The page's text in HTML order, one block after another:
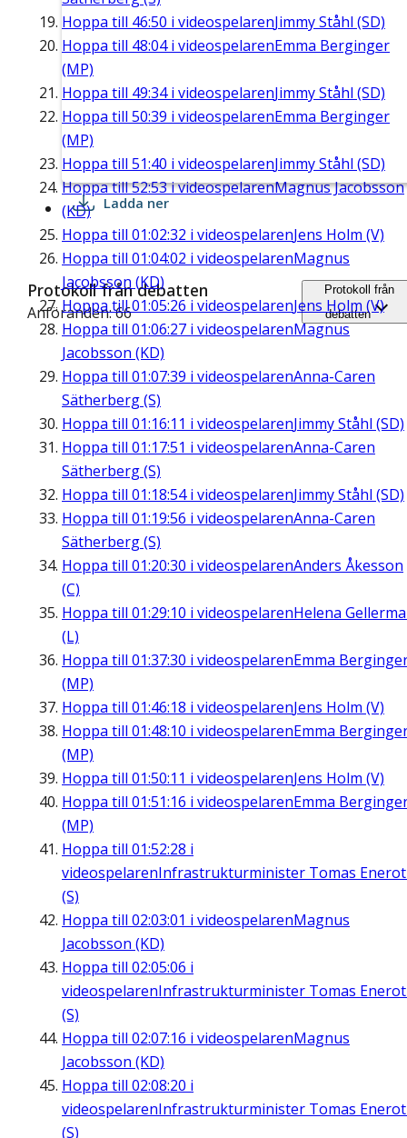
Hoppa till 46:50 i videospelarenJimmy Ståhl (SD)
Hoppa till 48:04i videospelarenEmma Berginger
(MP)
Hoppa till 49:34i videospelarenJimmy Ståhl (SD)
Hoppa till 50:39 i videospelarenEmma Berginger
(MP)
Hoppa till 51:40 i videospelarenJimmy Ståhl (SD)
Hoppa till52:53i videospelarenMagnus Jacobsson
(KD)
Hoppa till 01:02:32 i videospelarenJens Holm (V)
Hoppa till 01:04:02 i videospelarenMagnus
Jacobsson (KD)
Hoppa till01:05:26 i videospelarenJens Holm (V)
Hoppa till 01:06:27 i videospelarenMagnus
Jacobsson (KD)
Hoppa till 01:07:39 i videospelarenAnna-Caren
Sätherberg (S)
Hoppa till 01:16:11 i videospelarenJimmy Ståhl (SD)
Hoppa till 01:17:51 i videospelarenAnna-Caren
Sätherberg (S)
Hoppa till 01:18:54i videospelarenJimmy Ståhl (SD)
Hoppa till 01:19:56 i videospelarenAnna-Caren
Sätherberg (S)
Hoppa till 01:20:30 i videospelarenAnders Åkesson
(C)
Hoppa till 01:29:10 i videospelarenHelena
(L)
Hoppa till 01:37:30 i videospelarenEmma
(MP)
Hoppa till 01:46:18 i videospelarenJens Holm (V)
Hoppa till 01:48:10 i videospelarenEmma
(MP)
Hoppa till 01:50:11 i videospelarenJens Holm (V)
Hoppa till 01:51:16 i videospelarenEmma
(MP)
Hoppa till 01:52:28 i
videospelarenInfrastrukturminister Tomas
(S)
Hoppa till 02:03:01 i videospelarenMagnus
Jacobsson (KD)
Hoppa till 02:05:06 i
videospelarenInfrastrukturminister Tomas
(S)
Hoppa till 02:07:16 i videospelarenMagnus
Jacobsson (KD)
Hoppa till 02:08:20 i
videospelarenInfrastrukturminister Tomas
(S)
Ladda ner
Protokoll från debatten
Anföranden: 66
Protokoll från
debatten